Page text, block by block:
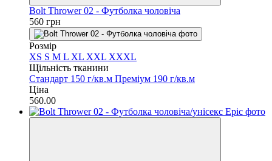
Bolt Thrower 02 - Футболка чоловіча
560 грн
Розмір
XS S M L XL XXL XXXL
Щільність тканини
Стандарт 150 г/кв.м Преміум 190 г/кв.м
Ціна
560.00